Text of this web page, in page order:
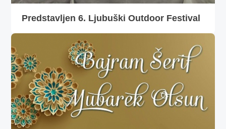
Predstavljen 6. Ljubuški Outdoor Festival